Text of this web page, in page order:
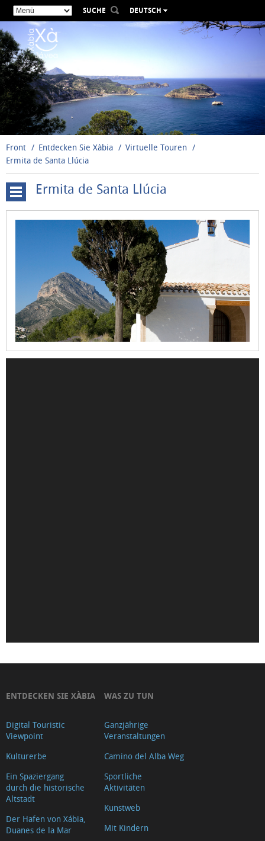
SUCHE
DEUTSCH
ESPAÑOL
FRANÇAIS
РУССКИЙ
Front Entdecken Sie Xàbia
Virtuelle Touren
Ermita de Santa Llúcia
Cova
Tallada
Windmühlen
Mare
de
Déu
dels
Fortaleza
Bartolomé
2018)
Museu
Soler
Blasco
Ayuntamiento
Oficina
de
Ermita de Santa Llúcia
ENTDECKEN SIE XÀBIA
Digital Touristic
Viewpoint
Kulturerbe
Ein Spaziergang
durch die historische
Altstadt
Der Hafen von Xábia,
Duanes de la Mar
WAS ZU TUN
Ganzjährige
Veranstaltungen
Camino del Alba Weg
Sportliche
Aktivitäten
Kunstweb
Mit Kindern